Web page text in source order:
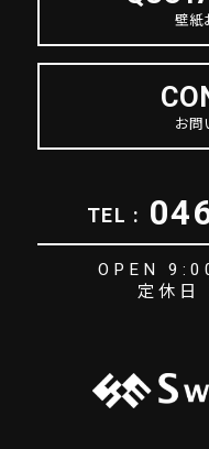
壁紙
お問
TEL :
OPEN
定休日